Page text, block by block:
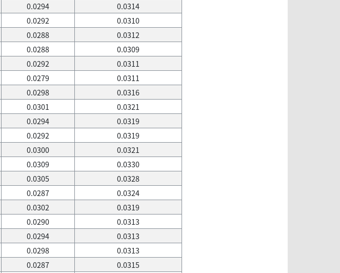
0.0294
0.0314
0.0292
0.0310
0.0288
0.0312
0.0288
0.0309
0.0292
0.0311
0.0279
0.0311
0.0298
0.0316
0.0301
0.0321
0.0294
0.0319
0.0292
0.0319
0.0300
0.0321
0.0309
0.0330
0.0305
0.0328
0.0287
0.0324
0.0302
0.0319
0.0290
0.0313
0.0294
0.0313
0.0298
0.0313
0.0287
0.0315